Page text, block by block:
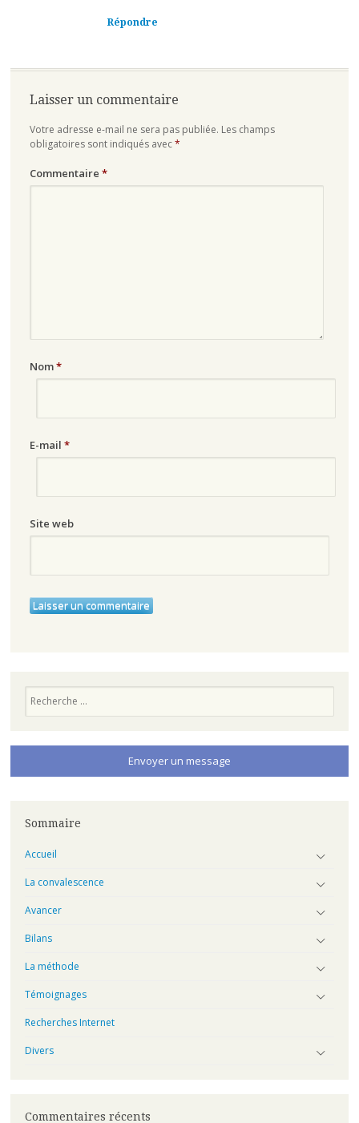
Répondre
Laisser un commentaire
Votre adresse e-mail ne sera pas publiée. Les champs
obligatoires sont indiqués avec*
Commentaire *
Nom*
E-mail *
Site web
Envoyer un message
Sommaire
Accueil
La convalescence
Avancer
Bilans
La méthode
Témoignages
Recherches Internet
Divers
Commentaires récents